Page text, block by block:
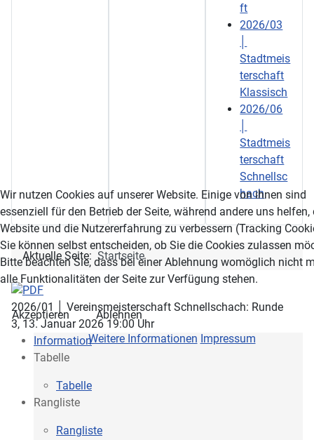
ft
2026/03
Stadtmeis
terschaft
Klassisch
2026/06
Stadtmeis
terschaft
Schnellsc
hach
Aktuelle Seite: Startseite
2026/01 │ Vereinsmeisterschaft Schnellschach: Runde
3, 13. Januar 2026 19:00 Uhr
Information
Tabelle
Tabelle
Rangliste
Rangliste
Wir nutzen Cookies auf unserer Website. Einige von ihnen sind
essenziell für den Betrieb der Seite, während andere uns helfen,
Website und die Nutzererfahrung zu verbessern (Tracking
Sie können selbst entscheiden, ob Sie die Cookies zulassen
Bitte beachten Sie, dass bei einer Ablehnung womöglich nicht
alle Funktionalitäten der Seite zur Verfügung stehen.
Akzeptieren
Ablehnen
Weitere Informationen Impressum